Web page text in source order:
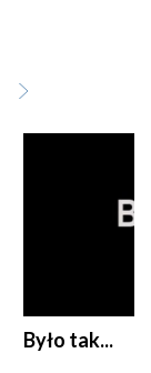
Było tak...